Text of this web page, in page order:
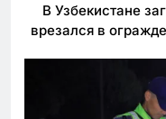
В Узбекистане
врезался в